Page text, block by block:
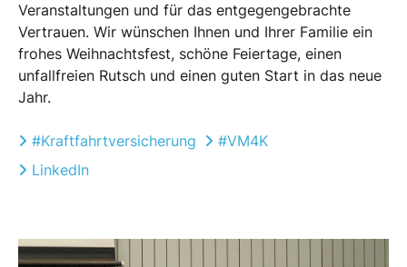
Veranstaltungen und für das entgegengebrachte
Vertrauen. Wir wünschen Ihnen und Ihrer Familie ein
frohes Weihnachtsfest, schöne Feiertage, einen
unfallfreien Rutsch und einen guten Start in das neue
Jahr.
#Kraftfahrtversicherung
#VM4K
LinkedIn